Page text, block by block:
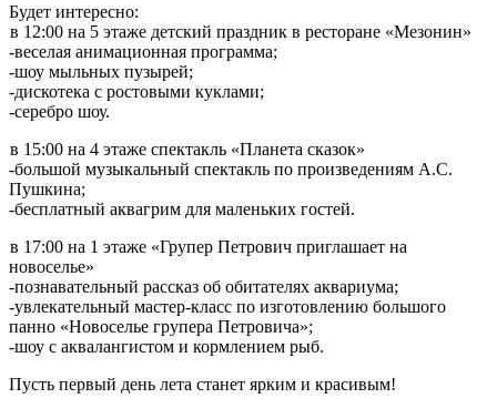
Будет интересно:
в 12:00 на 5 этаже детский праздник в ресторане «Мезонин»
-веселая анимационная программа;
-шоу мыльных пузырей;
-дискотека с ростовыми куклами;
-серебро шоу.
в 15:00 на 4 этаже спектакль «Планета сказок»
-большой музыкальный спектакль по произведениям А.С.
Пушкина;
-бесплатный аквагрим для маленьких гостей.
в 17:00 на 1 этаже «Групер Петрович приглашает на
новоселье»
-познавательный рассказ об обитателях аквариума;
-увлекательный мастер-класс по изготовлению большого
панно «Новоселье групера Петровича»;
-шоу с аквалангистом и кормлением рыб.
Пусть первый день лета станет ярким и красивым!